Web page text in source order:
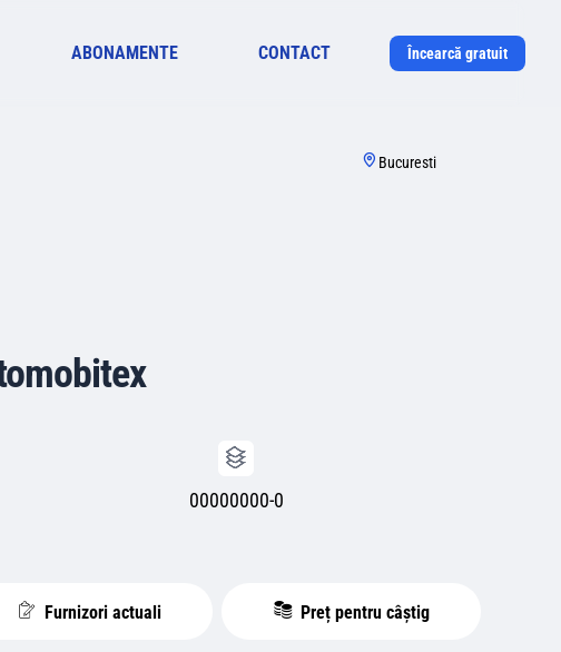
ABONAMENTE CONTACT Încearcă gratuit
Bucuresti
00000000-0
Furnizori actuali Preț pentru câștig